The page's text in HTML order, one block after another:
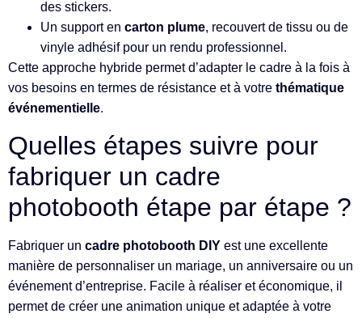
des stickers.
Un support en carton plume, recouvert de tissu ou de
vinyle adhésif pour un rendu professionnel.
Cette approche hybride permet d’adapter le cadre à la fois à
vos besoins en termes de résistance et à votre thématique
événementielle.
Quelles étapes suivre pour
fabriquer un cadre
photobooth étape par étape ?
Fabriquer un cadre photobooth DIY est une excellente
manière de personnaliser un mariage, un anniversaire ou un
événement d’entreprise. Facile à réaliser et économique, il
permet de créer une animation unique et adaptée à votre